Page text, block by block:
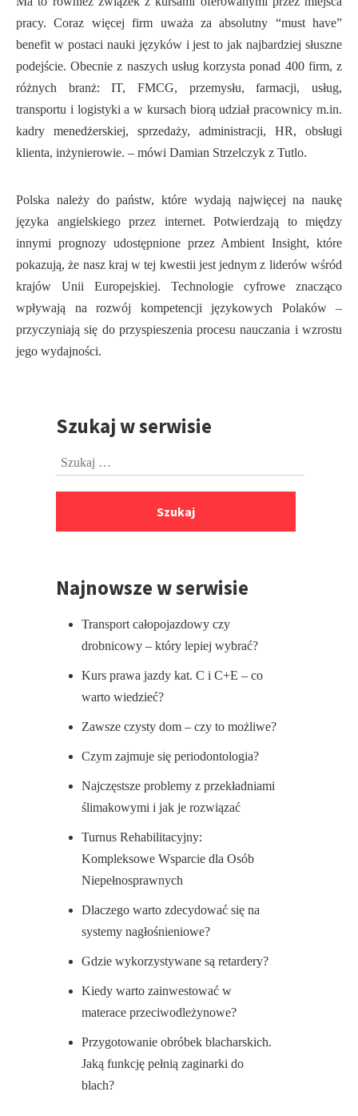
pracy. Coraz więcej firm uważa za absolutny “must have”
benefit w postaci nauki języków i jest to jak najbardziej słuszne
podejście. Obecnie z naszych usług korzysta ponad 400 firm, z
różnych branż: IT, FMCG, przemysłu, farmacji, usług,
transportu i logistyki a w kursach biorą udział pracownicy m.in.
kadry menedżerskiej, sprzedaży, administracji, HR, obsługi
klienta, inżynierowie. – mówi Damian Strzelczyk z Tutlo.
Polska należy do państw, które wydają najwięcej na naukę
języka angielskiego przez internet. Potwierdzają to między
innymi prognozy udostępnione przez Ambient Insight, które
pokazują, że nasz kraj w tej kwestii jest jednym z liderów wśród
krajów Unii Europejskiej. Technologie cyfrowe znacząco
wpływają na rozwój kompetencji językowych Polaków –
przyczyniają się do przyspieszenia procesu nauczania i wzrostu
jego wydajności.
PrzejdźSzukaj w serwisie
Szukaj:
Najnowsze w serwisie
Transport całopojazdowy czy
drobnicowy – który lepiej wybrać?
Kurs prawa jazdy kat. C i C+E – co
warto wiedzieć?
Zawsze czysty dom – czy to możliwe?
Czym zajmuje się periodontologia?
Najczęstsze problemy z przekładniami
ślimakowymi i jak je rozwiązać
Turnus Rehabilitacyjny:
Kompleksowe Wsparcie dla Osób
Niepełnosprawnych
Dlaczego warto zdecydować się na
systemy nagłośnieniowe?
Gdzie wykorzystywane są retardery?
Kiedy warto zainwestować w
materace przeciwodleżynowe?
Przygotowanie obróbek blacharskich.
Jaką funkcję pełnią zaginarki do
blach?